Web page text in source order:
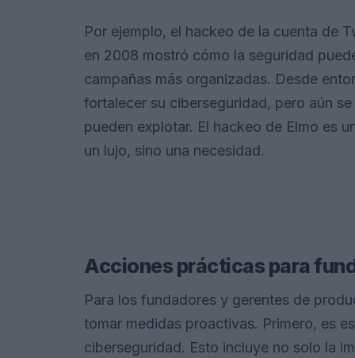
Por ejemplo, el hackeo de la cuenta de
en 2008 mostró cómo la seguridad
campañas más organizadas. Desde
fortalecer su ciberseguridad, pero aún
pueden explotar. El hackeo de Elmo es
un lujo, sino una necesidad.
Acciones prácticas para
Para los fundadores y gerentes de
tomar medidas proactivas. Primero, es
ciberseguridad. Esto incluye no solo la